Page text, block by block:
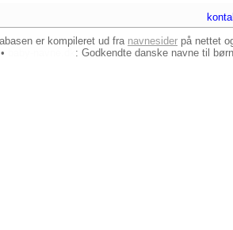
er kompileret ud fra navnesider på nettet
•
: Godkendte danske navne til børn